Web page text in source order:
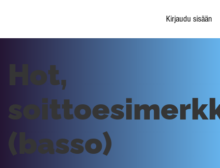
Kirjaudu sisään
Hot,
(basso)